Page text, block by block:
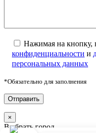
Нажимая на кнопку,
конфиденциальности и
персональных данных
*Обязательно для заполнения
×
Выбрать город